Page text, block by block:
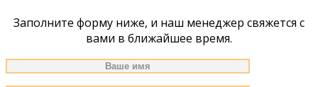
Заполните форму ниже, и наш менеджер свяжется с
вами в ближайшее время.